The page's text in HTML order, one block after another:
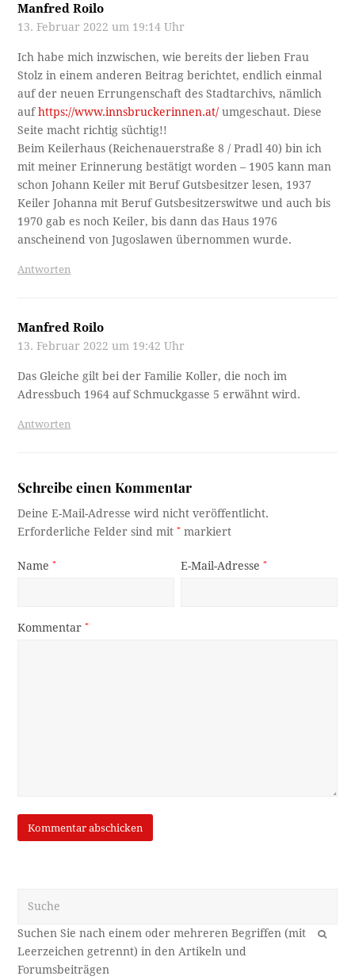
Manfred Roilo
13. Februar 2022 um 19:14 Uhr
Ich habe mich inzwischen, wie bereits der lieben Frau
Stolz in einem anderen Beitrag berichtet, endlich einmal
auf der neuen Errungenschaft des Stadtarchivs, nämlich
aufhttps://www.innsbruckerinnen.at/ umgeschaut. Diese
Seite macht richtig süchtig!!
Beim Keilerhaus (Reichenauerstraße 8 / Pradl 40) bin ich
mit meiner Erinnerung bestätigt worden – 1905 kann man
schon Johann Keiler mit Beruf Gutsbesitzer lesen, 1937
Keiler Johanna mit Beruf Gutsbesitzerswitwe und auch bis
1970 gab es noch Keiler, bis dann das Haus 1976
anscheinend von Jugoslawen übernommen wurde.
Antworten
Manfred Roilo
13. Februar 2022 um 19:42 Uhr
Das Gleiche gilt bei der Familie Koller, die noch im
Adressbuch 1964 auf Schmuckgasse 5 erwähnt wird.
Antworten
Schreibe einen Kommentar
Deine E-Mail-Adresse wird nicht veröffentlicht.
Erforderliche Felder sind mit* markiert
Name* E-Mail-Adresse*
Kommentar*
OK